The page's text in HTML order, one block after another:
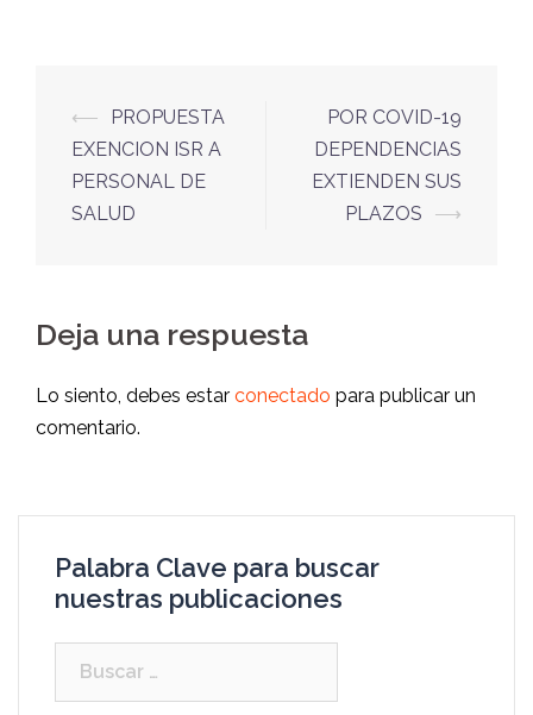
⟵
PROPUESTA
EXENCION ISR A
PERSONAL DE
SALUD
POR COVID-19
DEPENDENCIAS
EXTIENDEN SUS
PLAZOS
⟶
Deja una respuesta
Lo siento, debes estar conectado para publicar un
comentario.
Palabra Clave para buscar
nuestras publicaciones